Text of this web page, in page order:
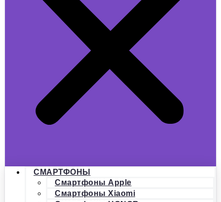
СМАРТФОНЫ
Смартфоны Apple
Смартфоны Xiaomi